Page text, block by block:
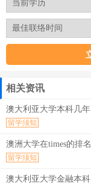
相关资讯
澳大利亚大学本科几年
留学须知
澳洲大学在times的排名
留学须知
澳大利亚大学金融本科